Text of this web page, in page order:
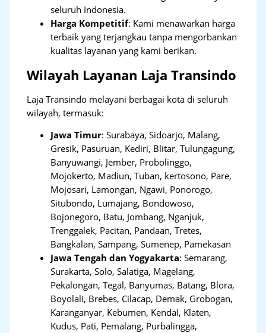
seluruh Indonesia.
Harga Kompetitif: Kami menawarkan harga
terbaik yang terjangkau tanpa mengorbankan
kualitas layanan yang kami berikan.
Wilayah Layanan Laja Transindo
Laja Transindo melayani berbagai kota di seluruh
wilayah, termasuk:
Jawa Timur:Surabaya, Sidoarjo, Malang,
Gresik, Pasuruan, Kediri, Blitar, Tulungagung,
Banyuwangi, Jember, Probolinggo,
Mojokerto, Madiun, Tuban, kertosono, Pare,
Mojosari, Lamongan, Ngawi, Ponorogo,
Situbondo, Lumajang, Bondowoso,
Bojonegoro, Batu, Jombang, Nganjuk,
Trenggalek, Pacitan, Pandaan, Tretes,
Bangkalan, Sampang, Sumenep, Pamekasan
Jawa Tengah dan Yogyakarta:Semarang,
Surakarta, Solo, Salatiga, Magelang,
Pekalongan, Tegal, Banyumas, Batang, Blora,
Boyolali, Brebes, Cilacap, Demak, Grobogan,
Karanganyar, Kebumen, Kendal, Klaten,
Kudus, Pati, Pemalang, Purbalingga,